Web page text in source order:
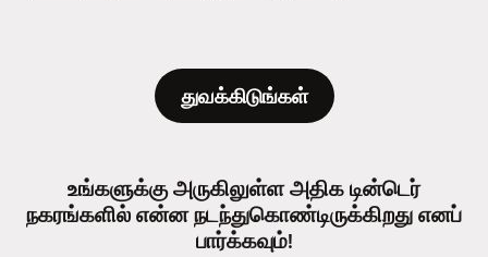
துவக்கிடுங்கள்
உங்களுக்கு அருகிலுள்ள அதிக டின்டெர்
நகரங்களில் என்ன நடந்துகொண்டிருக்கிறது எனப்
பார்க்கவும்!